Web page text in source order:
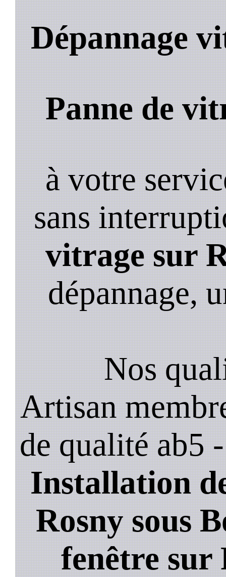
Dépannage
Panne de
à votre
sans
vitrage sur
dépannage,
Nos
Artisan
de qualité ab5
Installation
Rosny sous
fenêtre sur